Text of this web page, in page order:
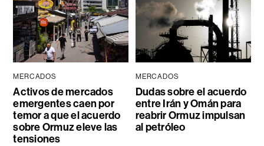
MERCADOS
Activos de mercados
emergentes caen por
temor a que el acuerdo
sobre Ormuz eleve las
tensiones
MERCADOS
Dudas sobre el acuerdo
entre Irán y Omán para
reabrir Ormuz impulsan
al petróleo